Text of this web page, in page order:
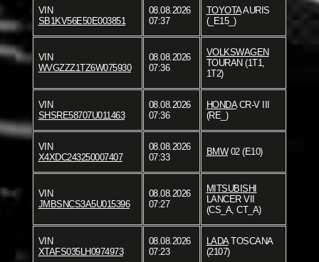
VIN
SB1KV56E50E003851
08.08.2026
07:37
TOYOTAAURIS
(_E15_)
VIN
WVGZZZ1TZ6W075930
08.08.2026
07:36
VOLKSWAGEN
TOURAN (1T1,
1T2)
VIN
SHSRE58707U011463
08.08.2026
07:36
HONDACR-V III
(RE_)
VIN
X4XDC243250007407
08.08.2026
07:33
BMW02 (E10)
VIN
JMBSNCS3A5U015396
08.08.2026
07:27
MITSUBISHI
LANCER VII
(CS_A, CT_A)
VIN
XTAFS035LH0974973
08.08.2026
07:23
LADATOSCANA
(2107)